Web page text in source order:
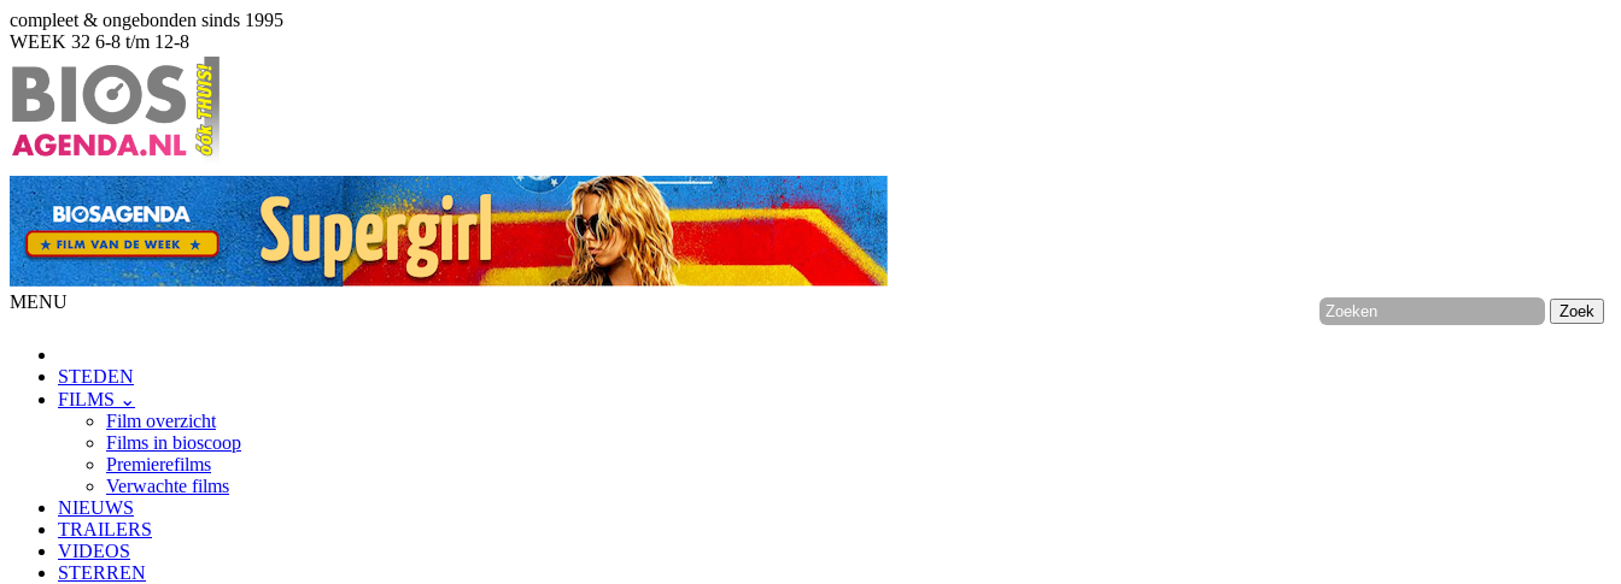
compleet & ongebonden sinds 1995
WEEK 32 6-8 t/m 12-8
MENU
STEDEN
FILMS ⌄
Film overzicht
Films in bioscoop
Premierefilms
Verwachte films
NIEUWS
TRAILERS
VIDEOS
STERREN